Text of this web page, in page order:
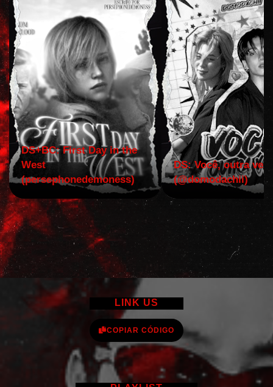
DS+BC: First Day in the
West
(persephonedemoness)
DS: Você, outra vez!
(@domodachii)
LINK US
COPIAR CÓDIGO